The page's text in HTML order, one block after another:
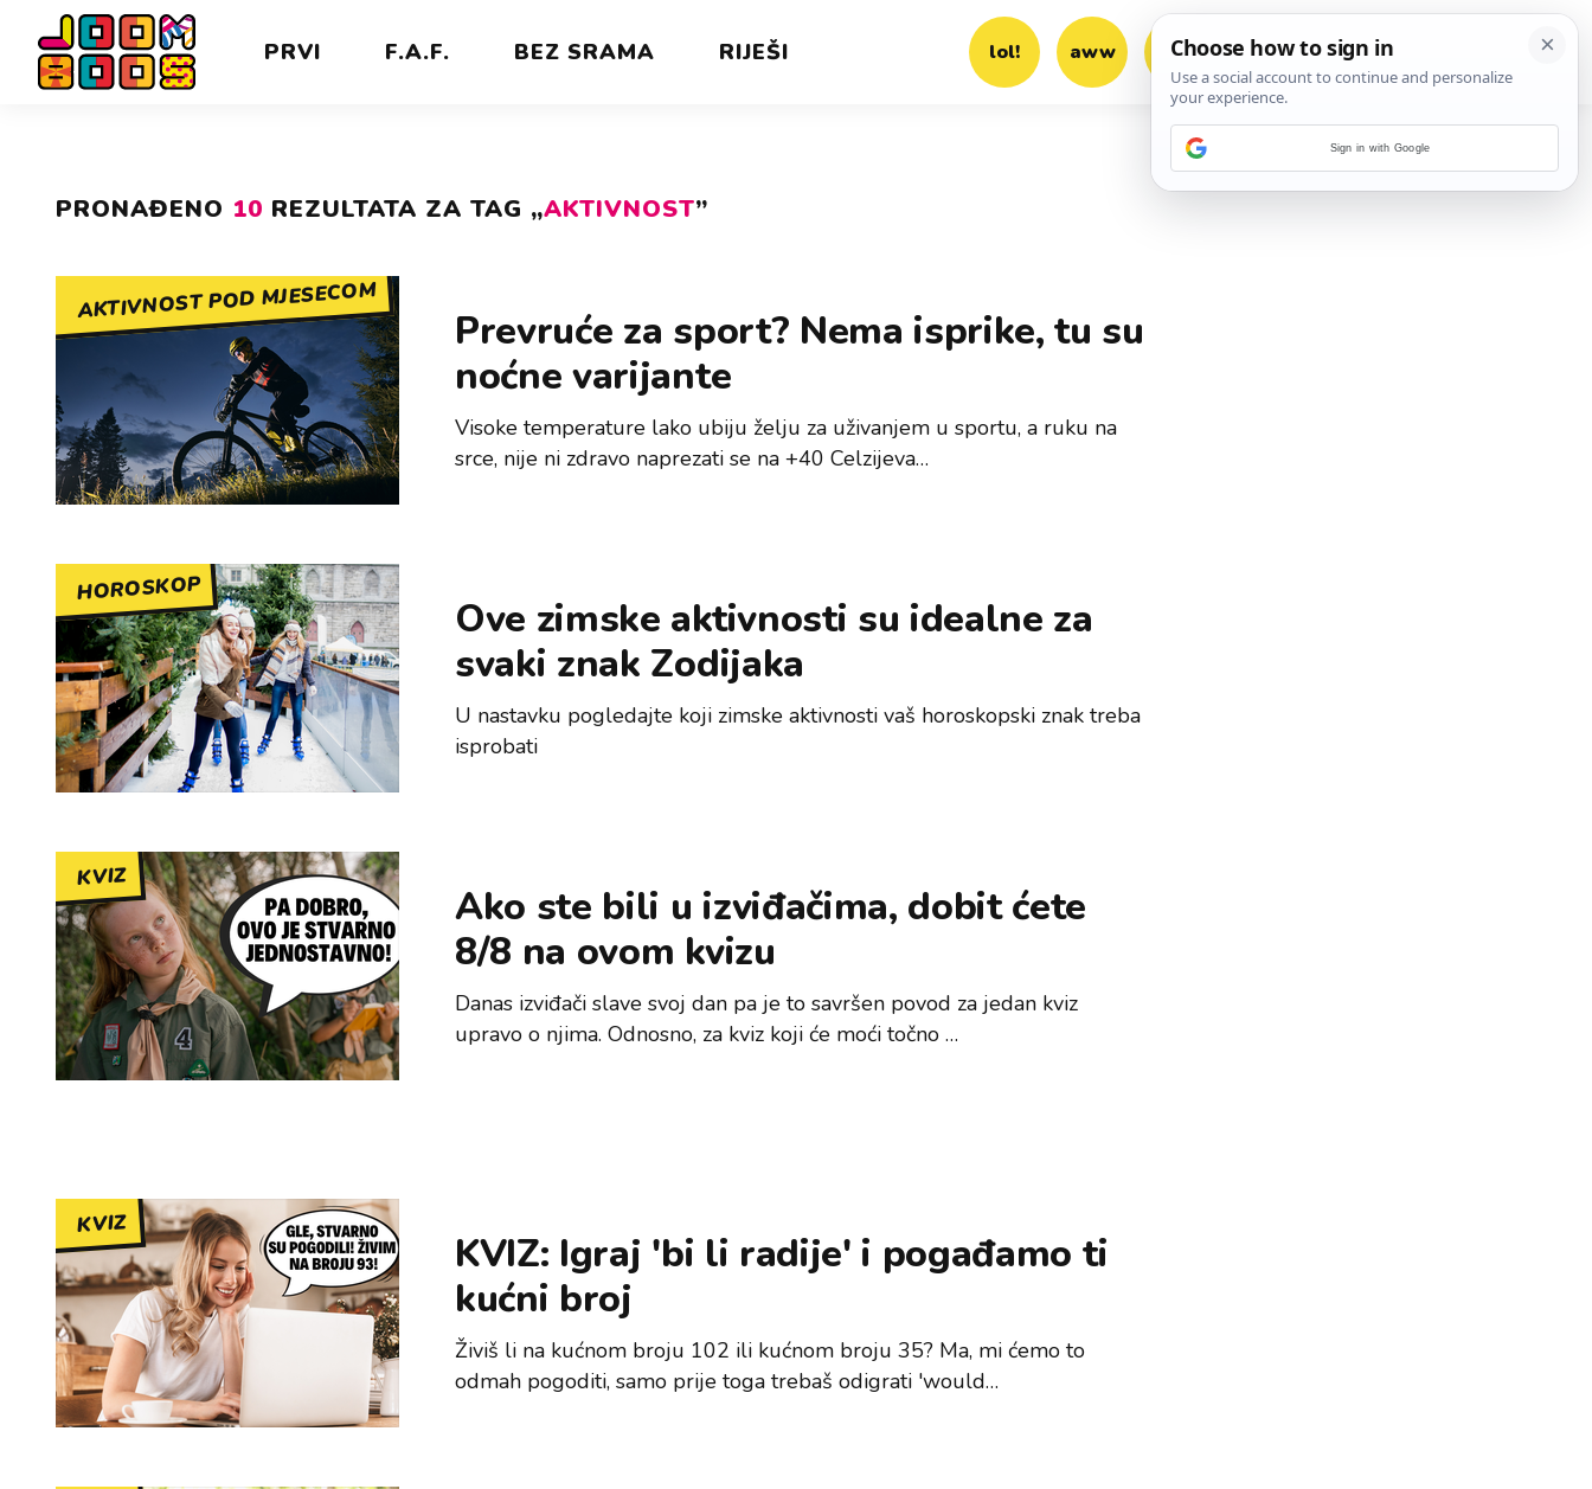
PRVI F.A.F. BEZ SRAMA RIJEŠI lol! aww vrh! woot?!
PRONAĐENO 10 REZULTATA ZA TAG „AKTIVNOST”
AKTIVNOST POD MJESECOM
Prevruće za sport? Nema isprike, tu su
noćne varijante
Visoke temperature lako ubiju želju za uživanjem u sportu, a ruku na
srce, nije ni zdravo naprezati se na +40 Celzijeva…
HOROSKOP
Ove zimske aktivnosti su idealne za
svaki znak Zodijaka
U nastavku pogledajte koji zimske aktivnosti vaš horoskopski znak treba
isprobati
KVIZ
Ako ste bili u izviđačima, dobit ćete
8/8 na ovom kvizu
Danas izviđači slave svoj dan pa je to savršen povod za jedan kviz
upravo o njima. Odnosno, za kviz koji će moći točno …
KVIZ
KVIZ: Igraj 'bi li radije' i pogađamo ti
kućni broj
Živiš li na kućnom broju 102 ili kućnom broju 35? Ma, mi ćemo to
odmah pogoditi, samo prije toga trebaš odigrati 'would…
Sign in with Google